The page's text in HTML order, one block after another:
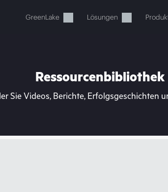
GreenLake Lösungen
Warenkorb ist
Ressourcenbibliothek
Sie Videos, Berichte, Erfolgsgeschichten